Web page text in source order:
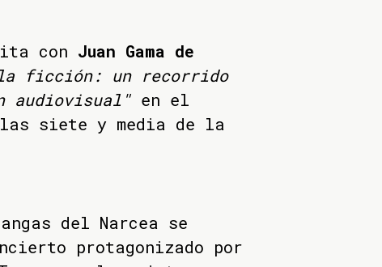
con Juan Gama de
ficción: un recorrido
audiovisual" en el
siete y media de la
del Narcea se
protagonizado por